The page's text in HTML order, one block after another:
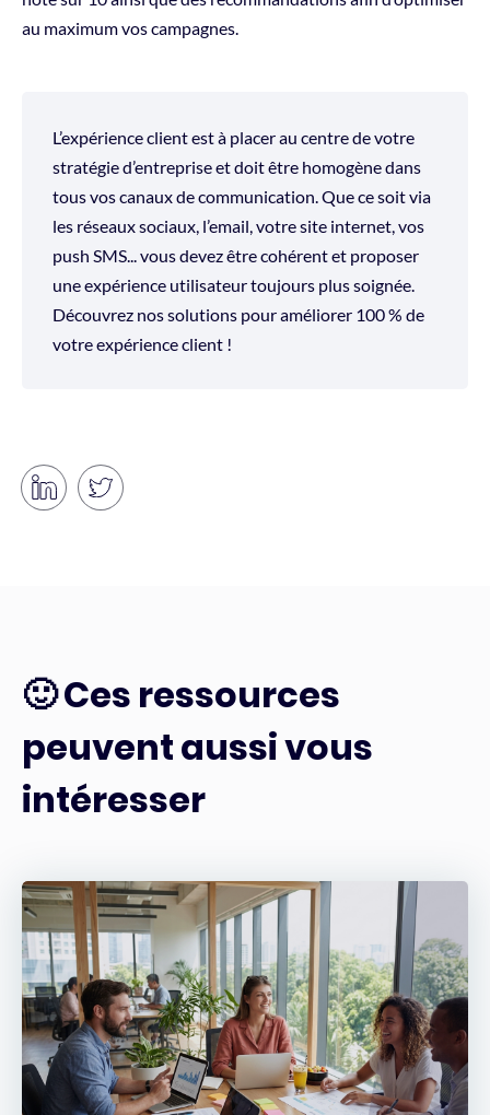
au maximum vos campagnes.
L’expérience client est à placer au centre de votre
stratégie d’entreprise et doit être homogène dans
tous vos canaux de communication. Que ce soit via
les réseaux sociaux, l’email, votre site internet, vos
push SMS... vous devez être cohérent et proposer
une expérience utilisateur toujours plus soignée.
Découvrez nos solutions pour améliorer 100 % de
votre expérience client !
🙂 Ces ressources
peuvent aussi vous
intéresser